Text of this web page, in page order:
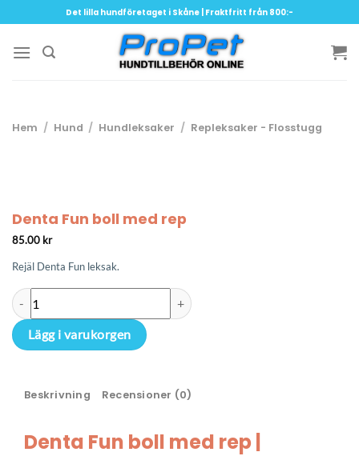
to
content
Det lilla hundföretaget i Skåne | Fraktfritt från 800:-
Hem / Hund / Hundleksaker / Repleksaker - Flosstugg
Denta Fun boll med rep
85.00 kr
Rejäl Denta Fun leksak.
Denta Fun boll med rep mängd
Lägg i varukorgen
Beskrivning Recensioner (0)
Denta Fun boll med rep |